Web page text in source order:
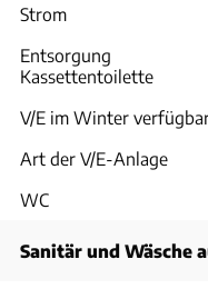
Strom
Entsorgung
Kassettentoilette
V/E im Winter
Art der V/E-Anlage
WC
Sanitär und Wäsche